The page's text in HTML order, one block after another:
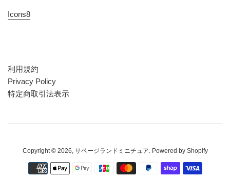
Icons8
利用規約
Privacy Policy
特定商取引法表示
Copyright © 2026, サベージランドミニチュア. Powered by Shopify
お